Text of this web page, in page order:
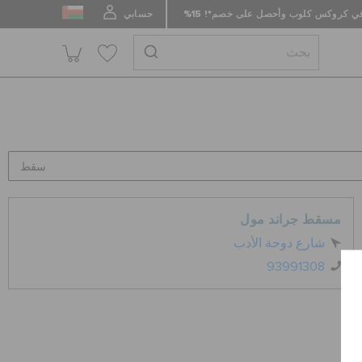
كروكس كلوب وأحصل على خصم*! 15% حسابي
مسقط جراند مول
شارع دوحة الأدب
93991308